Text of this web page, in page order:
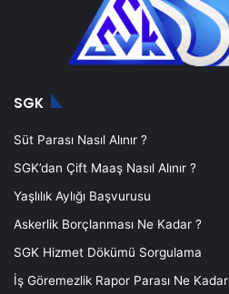
SGK
Süt Parası Nasıl Alınır ?
SGK’dan Çift Maaş Nasıl Alınır ?
Yaşlılık Aylığı Başvurusu
Askerlik Borçlanması Ne Kadar ?
SGK Hizmet Dökümü Sorgulama
İş Göremezlik Rapor Parası Ne Kadar